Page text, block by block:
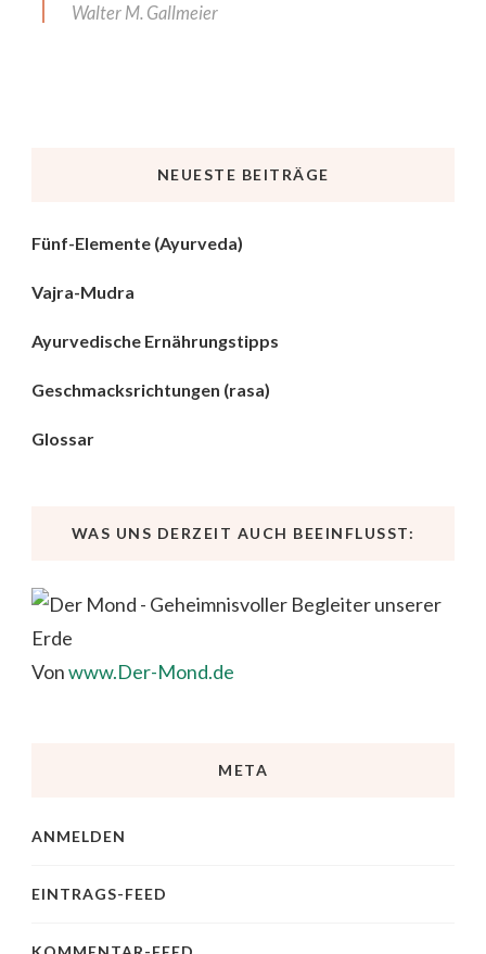
Walter M. Gallmeier
NEUESTE BEITRÄGE
Fünf-Elemente (Ayurveda)
Vajra-Mudra
Ayurvedische Ernährungstipps
Geschmacksrichtungen (rasa)
Glossar
WAS UNS DERZEIT AUCH BEEINFLUSST:
Vonwww.Der-Mond.de
META
ANMELDEN
EINTRAGS-FEED